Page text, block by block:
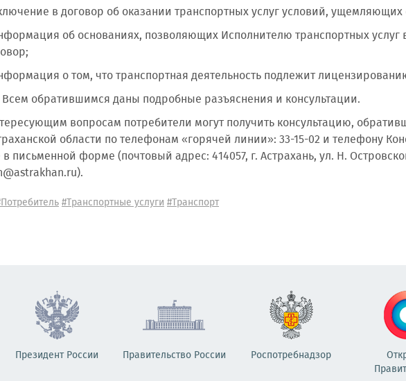
в договор об оказании транспортных услуг условий, ущемляющих
об основаниях, позволяющих Исполнителю транспортных услуг
о том, что транспортная деятельность подлежит
обратившимся даны подробные разъяснения и консультации.
вопросам потребители могут получить консультацию,
области по телефонам «горячей линии»: 33-15-02 и телефону
письменной форме (почтовый адрес: 414057, г. Астрахань, ул. Н.
#Транспортные услуги#Транспорт
Президент России Правительство России Роспотребнадзор